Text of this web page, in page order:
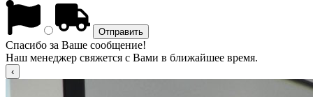
Спасибо за Ваше сообщение!
Наш менеджер свяжется с Вами в ближайшее время.